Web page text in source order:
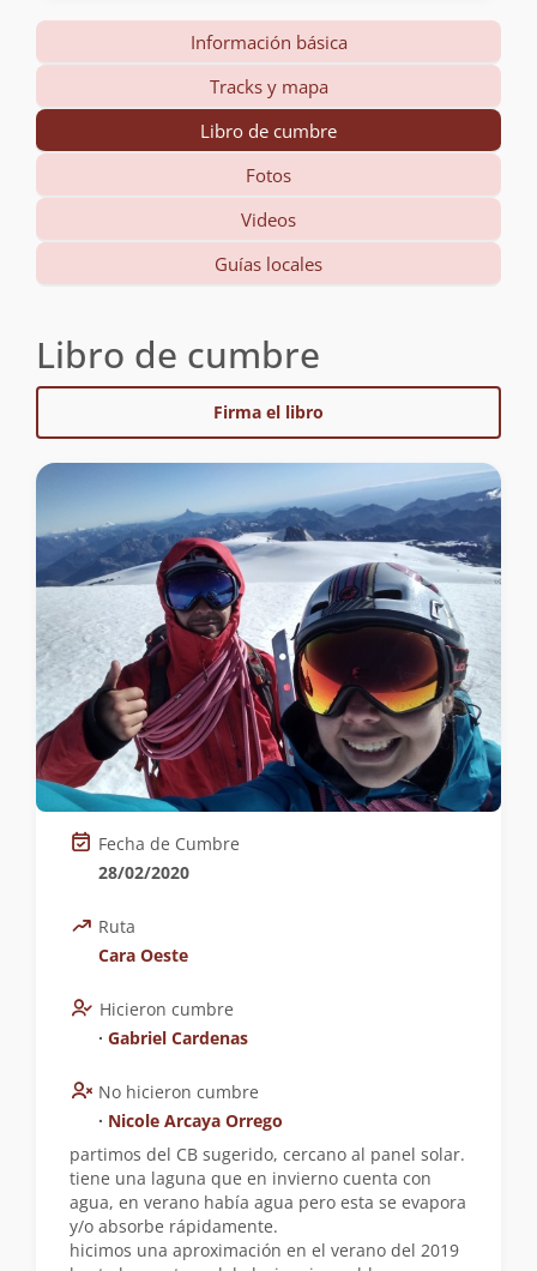
Información básica
Tracks y mapa
Libro de cumbre
Fotos
Videos
Guías locales
Libro de cumbre
Firma el libro
Fecha de Cumbre
28/02/2020
Ruta
Cara Oeste
Hicieron cumbre
∙ Gabriel Cardenas
No hicieron cumbre
∙ Nicole Arcaya Orrego
partimos del CB sugerido, cercano al panel solar.
tiene una laguna que en invierno cuenta con
agua, en verano había agua pero esta se evapora
y/o absorbe rápidamente.
hicimos una aproximación en el verano del 2019